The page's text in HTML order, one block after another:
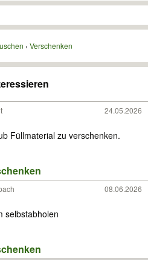
Verschenken
24.05.2026
Füllmaterial zu verschenken.
08.06.2026
selbstabholen